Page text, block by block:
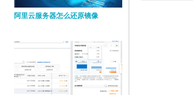
阿里云服务器怎么还原镜像